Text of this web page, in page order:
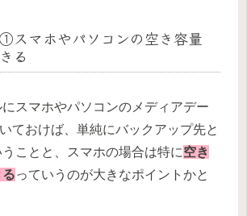
スマホやパソコンの空き容量
る
スマホやパソコンのメディアデー
ておけば、単純にバックアップ先と
ことと、スマホの場合は特に空き
っていうのが大きなポイントかと